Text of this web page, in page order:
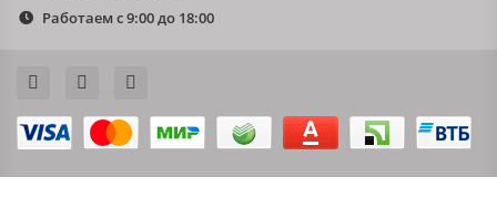
Работаем с 9:00 до 18:00